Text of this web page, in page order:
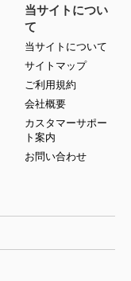
当サイトについ
て
当サイトについて
サイトマップ
ご利用規約
会社概要
カスタマーサポー
ト案内
お問い合わせ